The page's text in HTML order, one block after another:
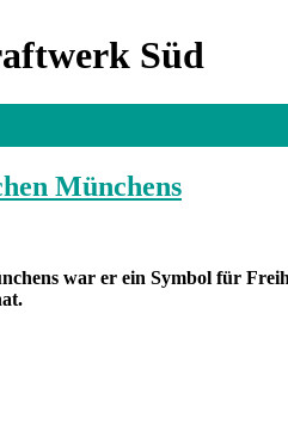
Süd
Münchens
war er ein Symbol für